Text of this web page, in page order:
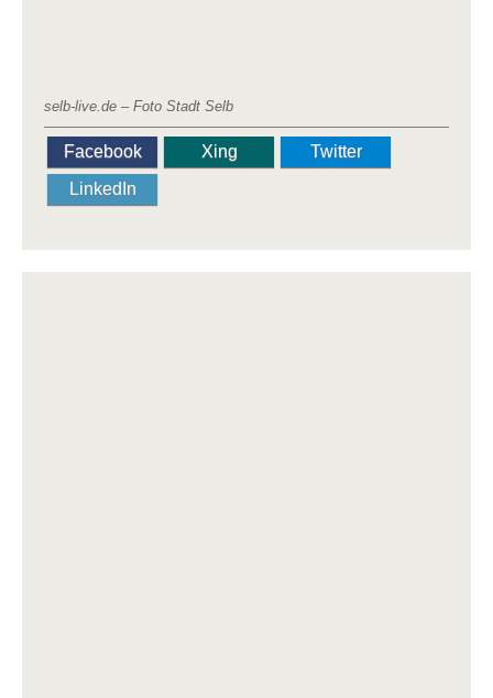
selb-live.de – Foto Stadt Selb
Facebook Xing
Twitter
LinkedIn